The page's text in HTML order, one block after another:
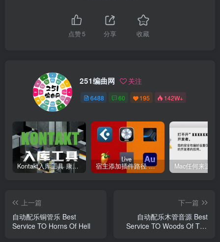
点赞5 分享 收藏
251编曲网 关注
6488 60 195 142W+
Kontakt入库工具 康泰克入库教程 宿主添加插件路径 插件路径设置 VSTPlugins路径
上一篇
自动配乐铜管乐 Best
Service TO Horns Of Hell
下一篇
自动配乐木管音源 Best
Service TO Woods Of The